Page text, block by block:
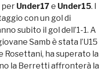
per Under17 e Under15. I
con un gol di
subito il gol dell’1-1. A
Samb è stata l’U15
Rosettani, ha superato la
la Berretti affronterà la